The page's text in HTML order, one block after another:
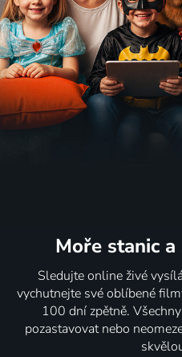
Moře stanic a
Sledujte online živé
vychutnejte své oblíbené
100 dní zpětně.
pozastavovat nebo